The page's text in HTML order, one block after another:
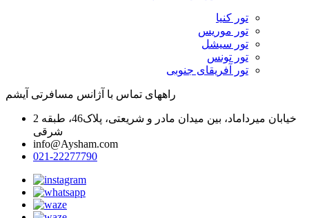
تور کنیا
تور موریس
تور سیشل
تور تونس
تور آفریقای جنوبی
راههای تماس با آژانس مسافرتی آیشم
خیابان میرداماد، بین میدان مادر و شریعتی، پلاک46، طبقه 2
شرقی
info@Aysham.com
021-22277790